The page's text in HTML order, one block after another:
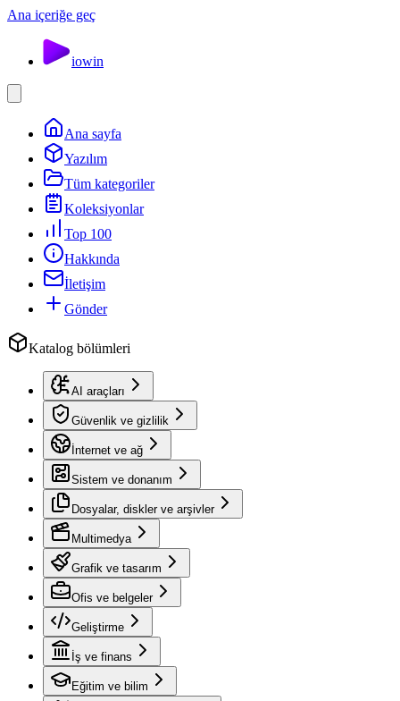
Ana içeriğe geç
iowin
Ana sayfa
Yazılım
Tüm kategoriler
Koleksiyonlar
Top 100
Hakkında
İletişim
Gönder
Katalog bölümleri
AI araçları
Güvenlik ve gizlilik
İnternet ve ağ
Sistem ve donanım
Dosyalar, diskler ve arşivler
Multimedya
Grafik ve tasarım
Ofis ve belgeler
Geliştirme
İş ve finans
Eğitim ve bilim